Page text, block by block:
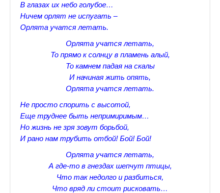
Прогулки по Царскому Селу. Зима.
Секции настольного тенниса в Пушкинском районе
Прогулки по Царскому Селу. Весна.
Прогулки по Царскому Селу. Лето
Прогулки по Царскому Селу. Осень
Царскосельские Стихи
Стихи о Пушкине А.С.
Стихотворения лицеистов
Все про Царское село
В глазах их небо голубое…
Ничем орлят не испугать –
Орлята учатся летать.
Орлята учатся летать,
То прямо к солнцу в пламень алый,
То камнем падая на скалы
И начиная жить опять,
Орлята учатся летать.
Не просто спорить с высотой,
Еще труднее быть непримиримым…
Но жизнь не зря зовут борьбой,
И рано нам трубить отбой! Бой! Бой!
Орлята учатся летать,
А где-то в гнездах шепчут птицы,
Что так недолго и разбиться,
Что вряд ли стоит рисковать…